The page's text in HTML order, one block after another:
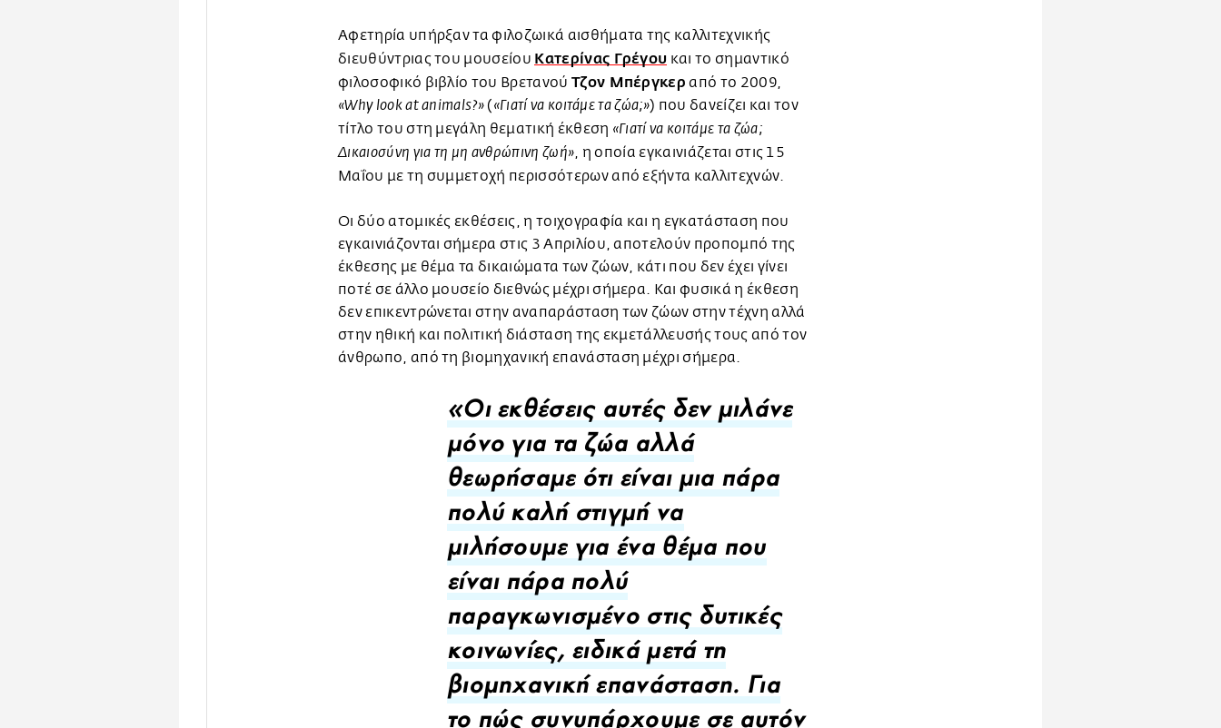
Αφετηρία υπήρξαν τα φιλοζωικά αισθήματα της καλλιτεχνικής
διευθύντριας του μουσείου Κατερίνας Γρέγου και το σημαντικό
φιλοσοφικό βιβλίο του Βρετανού Τζον Μπέργκερ από το 2009,
«Why look at animals?» («Γιατί να κοιτάμε τα ζώα;») που δανείζει και τον
τίτλο του στη μεγάλη θεματική έκθεση «Γιατί να κοιτάμε τα ζώα;
Δικαιοσύνη για τη μη ανθρώπινη ζωή», η οποία εγκαινιάζεται στις 15
Μαΐου με τη συμμετοχή περισσότερων από εξήντα καλλιτεχνών.
Οι δύο ατομικές εκθέσεις, η τοιχογραφία και η εγκατάσταση που
εγκαινιάζονται σήμερα στις 3 Απριλίου, αποτελούν προπομπό της
έκθεσης με θέμα τα δικαιώματα των ζώων, κάτι που δεν έχει γίνει
ποτέ σε άλλο μουσείο διεθνώς μέχρι σήμερα. Και φυσικά η έκθεση
δεν επικεντρώνεται στην αναπαράσταση των ζώων στην τέχνη αλλά
στην ηθική και πολιτική διάσταση της εκμετάλλευσής τους από τον
άνθρωπο, από τη βιομηχανική επανάσταση μέχρι σήμερα.
«Οι εκθέσεις αυτές δεν μιλάνε
μόνο για τα ζώα αλλά
θεωρήσαμε ότι είναι μια πάρα
πολύ καλή στιγμή να
μιλήσουμε για ένα θέμα που
είναι πάρα πολύ
παραγκωνισμένο στις δυτικές
κοινωνίες, ειδικά μετά τη
βιομηχανική επανάσταση. Για
το πώς συνυπάρχουμε σε αυτόν